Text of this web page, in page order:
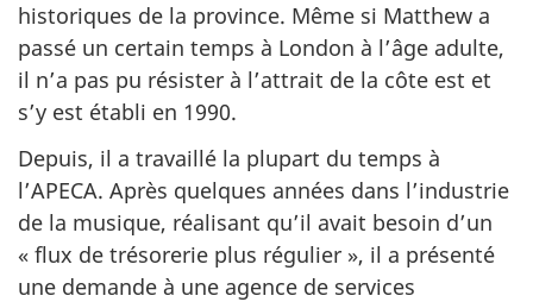
historiques de la province. Même si Matthew a
passé un certain temps à London à l’âge adulte,
il n’a pas pu résister à l’attrait de la côte est et
s’y est établi en 1990.
Depuis, il a travaillé la plupart du temps à
l’APECA. Après quelques années dans l’industrie
de la musique, réalisant qu’il avait besoin d’un
« flux de trésorerie plus régulier », il a présenté
une demande à une agence de services